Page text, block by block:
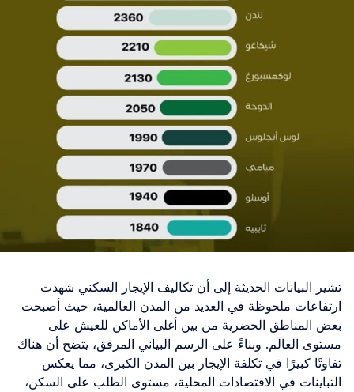
تشير البيانات الحديثة إلى أن تكاليف الإيجار السكني شهدت
ارتفاعات ملحوظة في العديد من المدن العالمية، حيث أصبحت
بعض المناطق الحضرية من بين أغلى الأماكن للعيش على
مستوى العالم. وبناءً على الرسم البياني المرفق، يتضح أن هناك
تفاوتًا كبيرًا في تكلفة الإيجار بين المدن الكبرى، مما يعكس
التباينات في الاقتصادات المحلية، مستوى الطلب على السكن،